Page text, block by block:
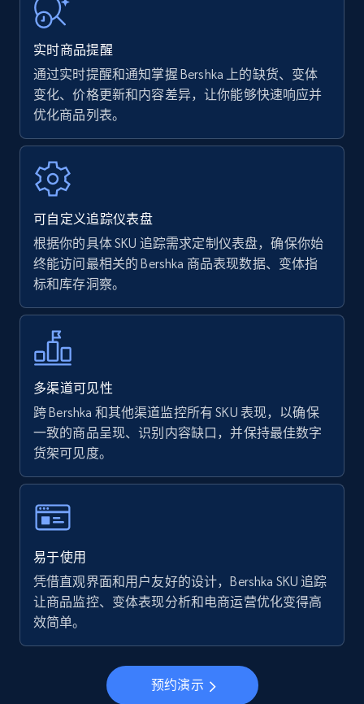
URL, Product name, Product rating, Product
rating object, Product rating max, Rating,
Author name, Asin, and more.
7.4K+ 872+ 立即开始
Walmart - products
Specifications, Image urls, Top reviews, and
more.
5.6K+
Walmart - products - Find new products by
using specific category URL
URL, Final price, Sku, Currency, Gtin,
Specifications, Image urls, Top reviews, and
more.
specific keywords
URL, Final price, Sku, Currency, Gtin,
Specifications, Image urls, Top reviews, and
more.
立即开始
实时商品提醒
通过实时提醒和通知掌握 Bershka 上的缺货、变体
变化、价格更新和内容差异，让你能够快速响应并
优化商品列表。
可自定义追踪仪表盘
根据你的具体 SKU 追踪需求定制仪表盘，确保你始
终能访问最相关的 Bershka 商品表现数据、变体指
标和库存洞察。
多渠道可见性
跨 Bershka 和其他渠道监控所有 SKU 表现，以确保
一致的商品呈现、识别内容缺口，并保持最佳数字
货架可见度。
易于使用
凭借直观界面和用户友好的设计，Bershka SKU 追踪
让商品监控、变体表现分析和电商运营优化变得高
效简单。
预约演示